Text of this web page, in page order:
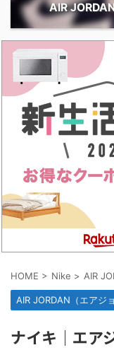
AIR
HOME > Nike > AIR
AIR JORDAN（エアジ
ナイキ｜エア